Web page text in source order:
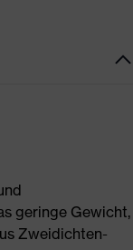
geringe Gewicht,
Zweidichten-